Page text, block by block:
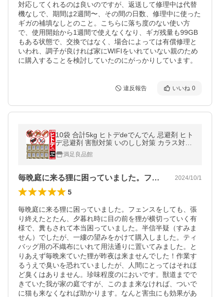
対応してくれるのは良いのですが、返送して修理中は代替
機なしで、期間は2週間〜、その間の日数、修理中に使った
ギガの補填なしとのこと。こちらに落ち度のない使い方
で、使用開始から1週間で使えなくなり、ギガ残量も99GB
もある状態で、交換ではなく、場合によっては有償修理と
いわれ、調子が良ければ家にWIFIをいれていない親のため
に購入することを検討していたのにがっかりしています。
違反報告 いいね 0
10袋 合計5kg ヒトデdeでんでん 忌避剤 ヒト
デ忌避剤 害獣対策 いのしし対策 カラス対策
害獣除け いのしし除け しか除け 満足良品館
送料無料
満足良品館
毎晩庭に来る狸に困っていました。フェン… 2024/10/1
5
毎晩庭に来る狸に困っていました。フェンスをしても、張
り終えたとたん、夕暮れ時に目の前を狸が横切っていく有
様で、糞もされて本当困っていました。半信半疑（すみま
せん）でしたが、一縷の望みをかけて購入しました。ティ
バッグ用の不織布にいれて用法通りに置いてみました。と
りあえず毎晩来ていた狸が昨夜は来ませんでした！作業す
るうえで臭いを恐れていましたが、人間にとってはそれほ
ど臭くはありません。珍味程度のにおいです。獣道までで
きていた我が家の庭ですが、このまま来なければ、ついで
に猫も来なくなれば助かります。なんと害虫にも効果があ